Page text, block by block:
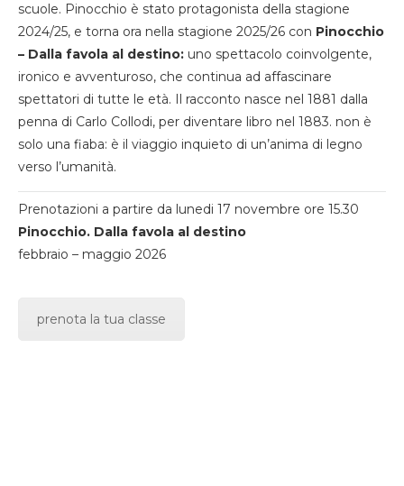
scuole. Pinocchio è stato protagonista della stagione
2024/25, e torna ora nella stagione 2025/26 con Pinocchio
– Dalla favola al destino: uno spettacolo coinvolgente,
ironico e avventuroso, che continua ad affascinare
spettatori di tutte le età. Il racconto nasce nel 1881 dalla
penna di Carlo Collodi, per diventare libro nel 1883. non è
solo una fiaba: è il viaggio inquieto di un’anima di legno
verso l’umanità.
Prenotazioni a partire da lunedi 17 novembre ore 15.30
Pinocchio. Dalla favola al destino
febbraio – maggio 2026
prenota la tua classe